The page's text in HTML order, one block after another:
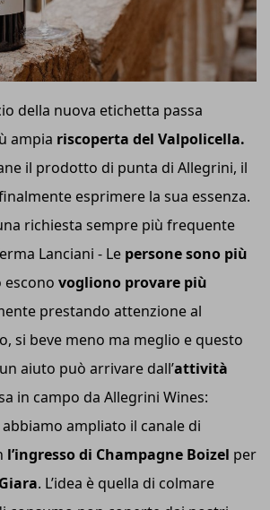
della nuova etichetta passa
ampia riscoperta del Valpolicella.
il prodotto di punta di Allegrini, il
esprimere la sua essenza.
richiesta sempre più frequente
Lanciani - Le persone sono più
escono vogliono provare più
prestando attenzione al
si beve meno ma meglio e questo
aiuto può arrivare dall’attività
in campo da Allegrini Wines:
ampliato il canale di
l’ingresso di Champagne Boizel per
. L’idea è quella di colmare